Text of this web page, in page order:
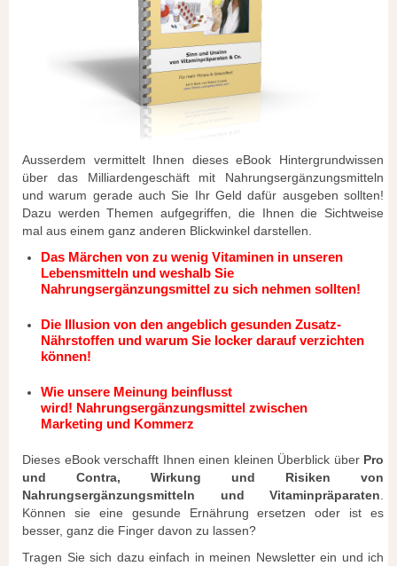
Ausserdem vermittelt Ihnen dieses eBook Hintergrundwissen
über das Milliardengeschäft mit Nahrungsergänzungsmitteln
und warum gerade auch Sie Ihr Geld dafür ausgeben sollten!
Dazu werden Themen aufgegriffen, die Ihnen die Sichtweise
mal aus einem ganz anderen Blickwinkel darstellen.
Das Märchen von zu wenig Vitaminen in unseren
Lebensmitteln und weshalb Sie
Nahrungsergänzungsmittel zu sich nehmen sollten!
Die Illusion von den angeblich gesunden Zusatz-
Nährstoffen und warum Sie locker darauf verzichten
können!
Wie unsere Meinung beinflusst
wird! Nahrungsergänzungsmittel zwischen
Marketing und Kommerz
Dieses eBook verschafft Ihnen einen kleinen Überblick über Pro
und Contra, Wirkung und Risiken von
Nahrungsergänzungsmitteln und Vitaminpräparaten
Können sie eine gesunde Ernährung ersetzen oder ist es
besser, ganz die Finger davon zu lassen?
Tragen Sie sich dazu einfach in meinen Newsletter ein und ich